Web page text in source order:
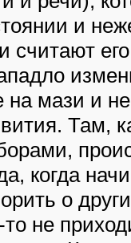
и
считают
на мази и
Там,
когда
о
то не